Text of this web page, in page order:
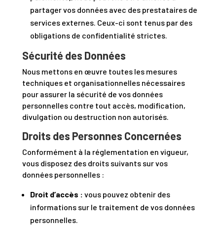
partager vos données avec des prestataires de
services externes. Ceux-ci sont tenus par des
obligations de confidentialité strictes.
Sécurité des Données
Nous mettons en œuvre toutes les mesures
techniques et organisationnelles nécessaires
pour assurer la sécurité de vos données
personnelles contre tout accès, modification,
divulgation ou destruction non autorisés.
Droits des Personnes Concernées
Conformément à la réglementation en vigueur,
vous disposez des droits suivants sur vos
données personnelles :
Droit d’accès : vous pouvez obtenir des
informations sur le traitement de vos données
personnelles.